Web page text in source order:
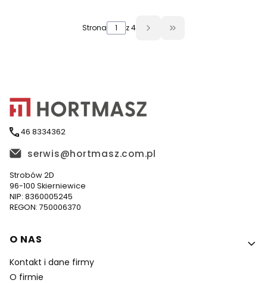
Strona z 4 Przejdź do ostatniej
46 8334362
serwis@hortmasz.com.pl
Strobów 2D
96-100 Skierniewice
NIP: 8360005245
REGON: 750006370
Linki w stopce
O NAS
Kontakt i dane firmy
O firmie